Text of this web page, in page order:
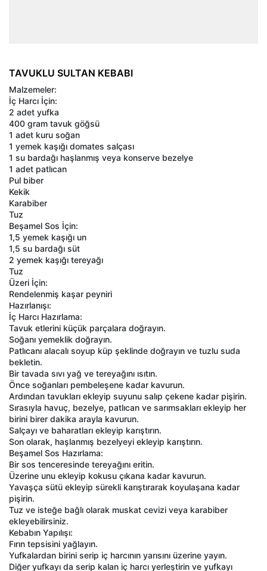
TAVUKLU SULTAN KEBABI
Malzemeler:
İç Harcı İçin:
2 adet yufka
400 gram tavuk göğsü
1 adet kuru soğan
1 yemek kaşığı domates salçası
1 su bardağı haşlanmış veya konserve bezelye
1 adet patlıcan
Pul biber
Kekik
Karabiber
Tuz
Beşamel Sos İçin:
1,5 yemek kaşığı un
1,5 su bardağı süt
2 yemek kaşığı tereyağı
Tuz
Üzeri İçin:
Rendelenmiş kaşar peyniri
Hazırlanışı:
İç Harcı Hazırlama:
Tavuk etlerini küçük parçalara doğrayın.
Soğanı yemeklik doğrayın.
Patlıcanı alacalı soyup küp şeklinde doğrayın ve tuzlu suda
bekletin.
Bir tavada sıvı yağ ve tereyağını ısıtın.
Önce soğanları pembeleşene kadar kavurun.
Ardından tavukları ekleyip suyunu salıp çekene kadar pişirin.
Sırasıyla havuç, bezelye, patlıcan ve sarımsakları ekleyip her
birini birer dakika arayla kavurun.
Salçayı ve baharatları ekleyip karıştırın.
Son olarak, haşlanmış bezelyeyi ekleyip karıştırın.
Beşamel Sos Hazırlama:
Bir sos tenceresinde tereyağını eritin.
Üzerine unu ekleyip kokusu çıkana kadar kavurun.
Yavaşça sütü ekleyip sürekli karıştırarak koyulaşana kadar
pişirin.
Tuz ve isteğe bağlı olarak muskat cevizi veya karabiber
ekleyebilirsiniz.
Kebabın Yapılışı:
Fırın tepsisini yağlayın.
Yufkalardan birini serip iç harcının yarısını üzerine yayın.
Diğer yufkayı da serip kalan iç harcı yerleştirin ve yufkayı